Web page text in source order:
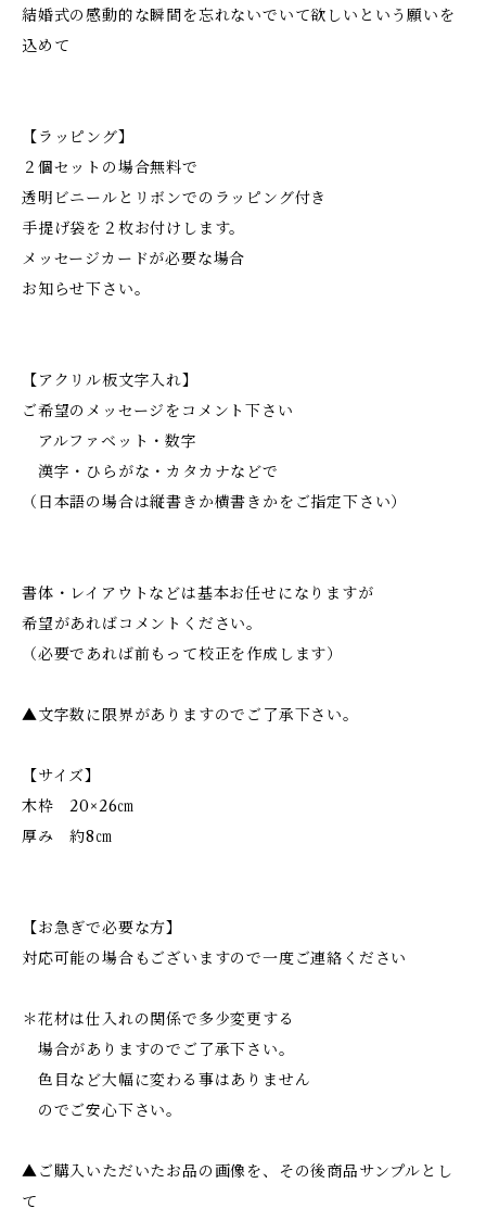
結婚式の感動的な瞬間を忘れないでいて欲しいという願いを
込めて
【ラッピング】
２個セットの場合無料で
透明ビニールとリボンでのラッピング付き
手提げ袋を２枚お付けします。
メッセージカードが必要な場合
お知らせ下さい。
【アクリル板文字入れ】
ご希望のメッセージをコメント下さい
アルファベット・数字
漢字・ひらがな・カタカナなどで
（日本語の場合は縦書きか横書きかをご指定下さい）
書体・レイアウトなどは基本お任せになりますが
希望があればコメントください。
（必要であれば前もって校正を作成します）
▲文字数に限界がありますのでご了承下さい。
【サイズ】
木枠 20×26㎝
厚み 約8㎝
【お急ぎで必要な方】
対応可能の場合もございますので一度ご連絡ください
＊花材は仕入れの関係で多少変更する
場合がありますのでご了承下さい。
色目など大幅に変わる事はありません
のでご安心下さい。
▲ご購入いただいたお品の画像を、その後商品サンプルとし
て